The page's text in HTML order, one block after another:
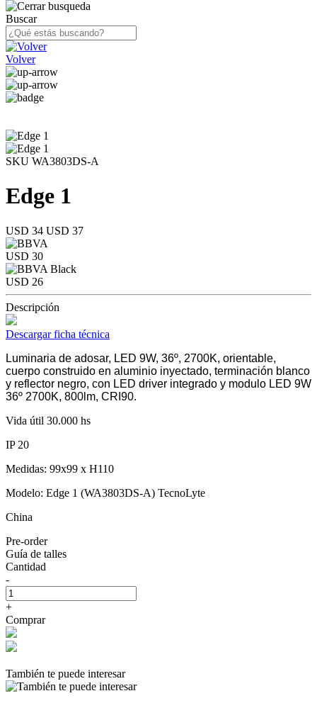
Buscar
Volver
SKU WA3803DS-A
Edge 1
USD 34 USD 37
USD 30
USD 26
Descripción
Descargar ficha técnica
Luminaria de adosar, LED 9W, 36º, 2700K, orientable,
cuerpo construido en aluminio inyectado, terminación blanco
y reflector negro, con LED driver integrado y modulo LED 9W
36º 2700K, 800lm, CRI90.
Vida útil 30.000 hs
IP 20
Medidas: 99x99 x H110
Modelo: Edge 1 (WA3803DS-A) TecnoLyte
China
Pre-order
Guía de talles
Cantidad
-
+
Comprar
También te puede interesar